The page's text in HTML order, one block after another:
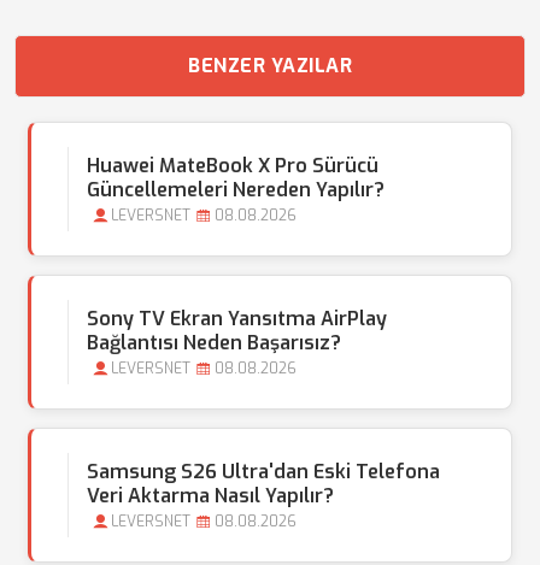
BENZER YAZILAR
Huawei MateBook X Pro Sürücü
Güncellemeleri Nereden Yapılır?
LEVERSNET 08.08.2026
Sony TV Ekran Yansıtma AirPlay
Bağlantısı Neden Başarısız?
LEVERSNET 08.08.2026
Samsung S26 Ultra'dan Eski Telefona
Veri Aktarma Nasıl Yapılır?
LEVERSNET 08.08.2026